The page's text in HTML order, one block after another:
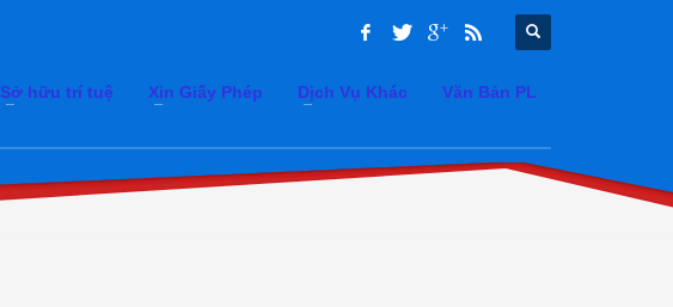
Sở hữu trí tuệ Xin Giấy Phép Dịch Vụ Khác Văn Bản PL